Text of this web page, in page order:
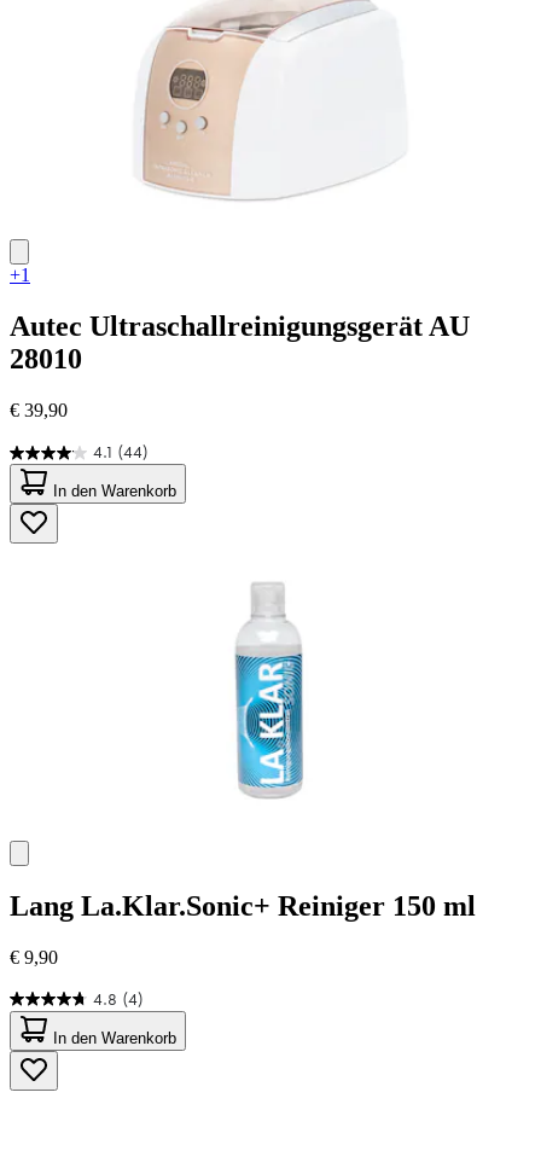
+1
Autec Ultraschallreinigungsgerät AU
28010
€ 39,90
4.1 (44)
4.1
von
5
Sternen.
44
In den Warenkorb
Lang La.Klar.Sonic+ Reiniger 150 ml
€ 9,90
4.8 (4)
4.8
von
5
Sternen.
4
In den Warenkorb